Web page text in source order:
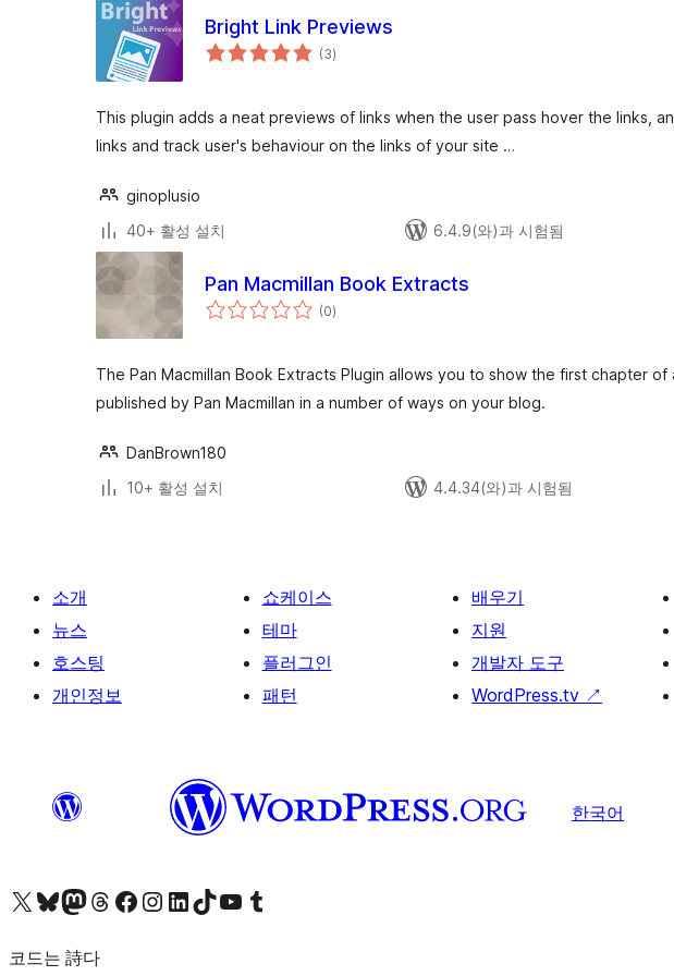
Bright Link Previews
(3전
체)
This plugin adds a neat previews of links when the user pass hover the links,
links and track user's behaviour on the links of your site …
ginoplusio
40+ 활성 설치
6.4.9(와)과 시험됨
Pan Macmillan Book Extracts
(0전
체)
The Pan Macmillan Book Extracts Plugin allows you to show the first chapter of
published by Pan Macmillan in a number of ways on your blog.
DanBrown180
10+ 활성 설치
4.4.34(와)과 시험됨
소개
뉴스
호스팅
개인정보
쇼케이스
테마
플러그인
패턴
배우기
지원
개발자 도구
WordPress.tv ↗
한국어
X(이전 트위터) 계정 방문하기블루스카이 계정 방문하기마스토돈 계정 방문하기스레드 계정 방문하기 페이스북 페이지 방문하기인스타그램 계정 방문하기 LinkedIn 계정 방문하기틱톡 계정 방문하기유튜브 채널 방문하기 텀블러 계정 방문하기
코드는 詩다